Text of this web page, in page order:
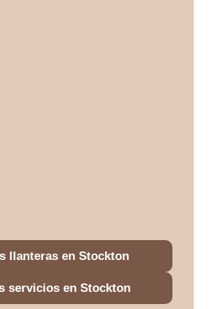
llanteras en Stockton
servicios en Stockton